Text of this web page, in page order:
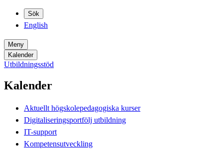
Sök
English
Meny
Kalender
Utbildningsstöd
Kalender
Aktuellt högskolepedagogiska kurser
Digitaliseringsportfölj utbildning
IT-support
Kompetensutveckling